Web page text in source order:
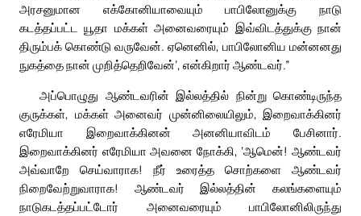
அரசனுமான எக்கோனியாவையும் பாபிலோனுக்கு நாடு
கடத்தப்பட்ட யூதா மக்கள் அனைவரையும் இவ்விடத்துக்கு நான்
திரும்பக் கொண்டு வருவேன். ஏனெனில், பாபிலோனிய மன்னனது
நுகத்தை நான் முறித்தெறிவேன்’, என்கிறார் ஆண்டவர்.”
அப்பொழுது ஆண்டவரின் இல்லத்தில் நின்று கொண்டிருந்த
குருக்கள், மக்கள் அனைவர் முன்னிலையிலும், இறைவாக்கினர்
எரேமியா இறைவாக்கினன் அனனியாவிடம் பேசினார்.
இறைவாக்கினர் எரேமியா அவனை நோக்கி, ‘ஆமென்! ஆண்டவர்
அவ்வாறே செய்வாராக! நீர் உரைத்த சொற்களை ஆண்டவர்
நிறைவேற்றுவாராக! ஆண்டவர் இல்லத்தின் கலங்களையும்
நாடுகடத்தப்பட்டோர் அனைவரையும் பாபிலோனிலிருந்து